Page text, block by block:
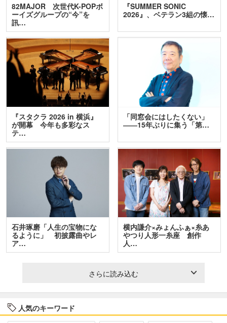
82MAJOR 次世代K-POPボ
ーイズグループの“今”を
訊…
『SUMMER SONIC
2026』、ベテラン3組の懐…
『スタクラ 2026 in 横浜』
が開幕 今年も多彩なス
テ…
「同窓会にはしたくない」
――15年ぶりに集う「第…
石井琢磨「人生の宝物にな
るように」 初披露曲やレ
ア…
横内謙介×みょんふぁ×糸あ
やつり人形一糸座 創作
人…
さらに読み込む
人気のキーワード